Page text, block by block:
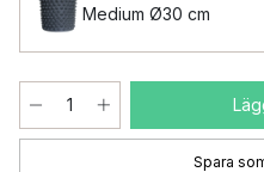
Medium Ø30 cm
Spara